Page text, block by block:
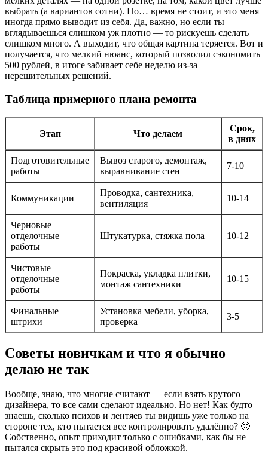
выбрать (а вариантов сотни). Но… время не стоит, и это меня
иногда прямо выводит из себя. Да, важно, но если ты
вглядываешься слишком уж плотно — то рискуешь сделать
слишком много. А выходит, что общая картина теряется. Вот и
получается, что мелкий нюанс, который позволил сэкономить
500 рублей, в итоге забивает себе неделю из-за
нерешительных решений.
Таблица примерного плана ремонта
Этап Что делаем
Срок,
в днях
Подготовительные
работы
Вывоз старого, демонтаж,
выравнивание стен
7-10
Коммуникации
Проводка, сантехника,
вентиляция
10-14
Черновые
отделочные
работы
Штукатурка, стяжка пола 10-12
Чистовые
отделочные
работы
Покраска, укладка плитки,
монтаж сантехники
10-15
Финальные
штрихи
Установка мебели, уборка,
проверка
3-5
Советы новичкам и что я обычно
делаю не так
Вообще, знаю, что многие считают — если взять крутого
дизайнера, то все сами сделают идеально. Но нет! Как будто
знаешь, сколько психов и лентяев ты видишь уже только на
стороне тех, кто пытается все контролировать удалённо? 🙂
Собственно, опыт приходит только с ошибками, как бы не
пытался скрыть это под красивой обложкой.